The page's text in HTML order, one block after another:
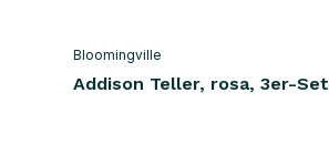
Bloomingville
Addison Teller, rosa, 3er-Set